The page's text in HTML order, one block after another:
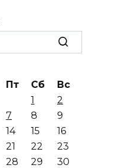
Пт Сб
Вс
1
2
7 8
9
14 15
16
21 22
23
28 29
30